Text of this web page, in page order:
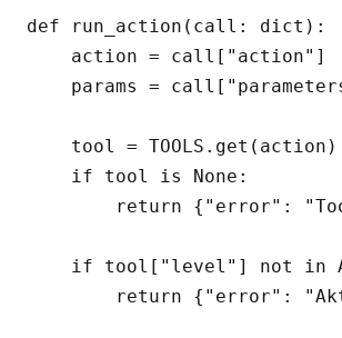
def run_action(call: dict):
    action = call["action"]
params =
    tool = TOOLS.get(action)
    if tool is None:
return {"error":
if tool["level"] not in
return {"error":